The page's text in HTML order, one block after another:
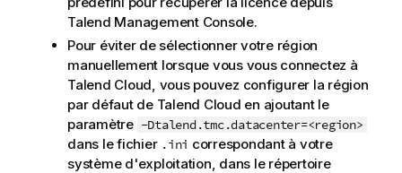
o
r
m
a
t
i
o
n
s
Talend Management Console.
Pour éviter de sélectionner votre région
manuellement lorsque vous vous connectez à
Talend Cloud , vous pouvez configurer la région
par défaut de Talend Cloud en ajoutant le
paramètre -Dtalend.tmc.datacenter=<region>
dans le fichier .ini correspondant à votre
système d'exploitation, dans le répertoire